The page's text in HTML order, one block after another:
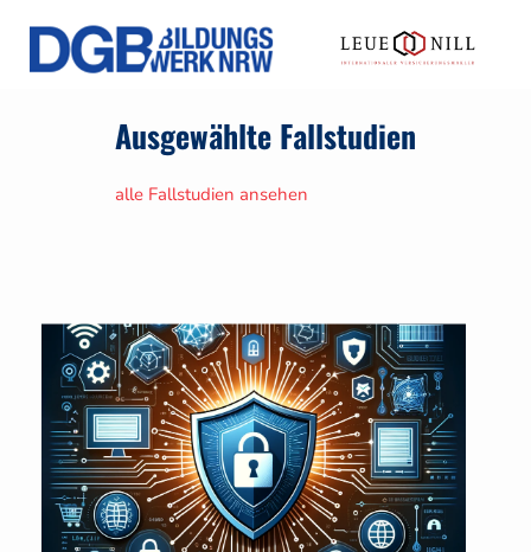
Ausgewählte Fallstudien
alle Fallstudien ansehen